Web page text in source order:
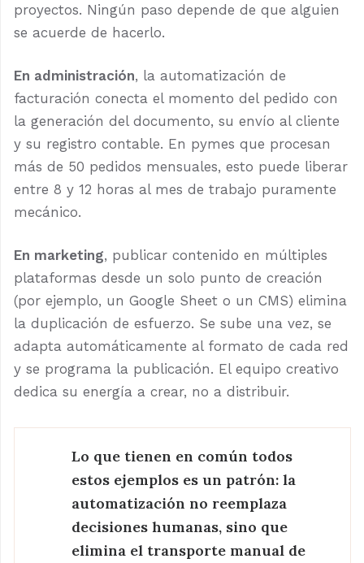
proyectos. Ningún paso depende de que alguien
se acuerde de hacerlo.
En administración, la automatización de
facturación conecta el momento del pedido con
la generación del documento, su envío al cliente
y su registro contable. En pymes que procesan
más de 50 pedidos mensuales, esto puede liberar
entre 8 y 12 horas al mes de trabajo puramente
mecánico.
En marketing, publicar contenido en múltiples
plataformas desde un solo punto de creación
(por ejemplo, un Google Sheet o un CMS) elimina
la duplicación de esfuerzo. Se sube una vez, se
adapta automáticamente al formato de cada red
y se programa la publicación. El equipo creativo
dedica su energía a crear, no a distribuir.
Lo que tienen en común todos
estos ejemplos es un patrón: la
automatización no reemplaza
decisiones humanas, sino que
elimina el transporte manual de